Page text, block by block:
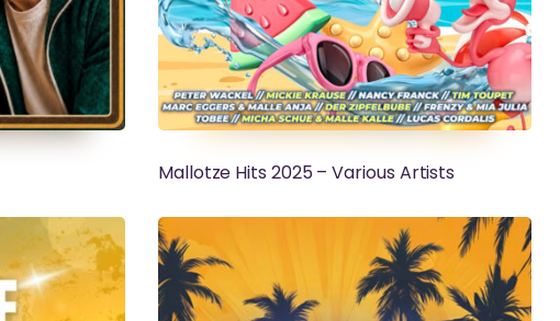
Mallotze Hits 2025 – Various Artists